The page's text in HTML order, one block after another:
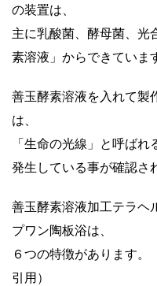
の装置は、
主に乳酸菌、酵母菌、光
素溶液」からできていま
善玉酵素溶液を入れて製
は、
「生命の光線」と呼ば
発生している事が確認さ
善玉酵素溶液加工テラヘ
プワン陶板浴は、
６つの特徴があります。
引用）